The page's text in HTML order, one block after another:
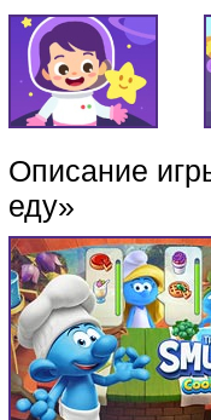
Описание
еду»